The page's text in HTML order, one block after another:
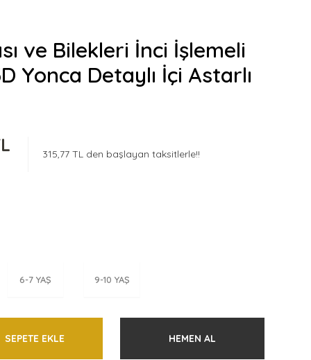
ve Bilekleri İnci İşlemeli
Yonca Detaylı İçi Astarlı
315,77 TL den başlayan taksitlerle!!
6-7 YAŞ 9-10 YAŞ
SEPETE EKLE HEMEN AL